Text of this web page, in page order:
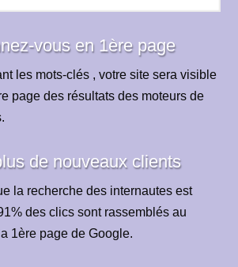
vous en 1ère page
les mots-clés , votre site sera visible
page des résultats des moteurs de
de nouveaux clients
la recherche des internautes est
des clics sont rassemblés au
1ère page de Google.